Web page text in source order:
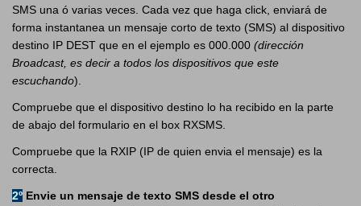
SMS una ó varias veces. Cada vez que haga click, enviará de
forma instantanea un mensaje corto de texto (SMS) al dispositivo
destino IP DEST que en el ejemplo es 000.000 (dirección
Broadcast, es decir a todos los dispositivos que este
escuchando).
Compruebe que el dispositivo destino lo ha recibido en la parte
de abajo del formulario en el box RXSMS.
Compruebe que la RXIP (IP de quien envia el mensaje) es la
correcta.
2º Envie un mensaje de texto SMS desde el otro